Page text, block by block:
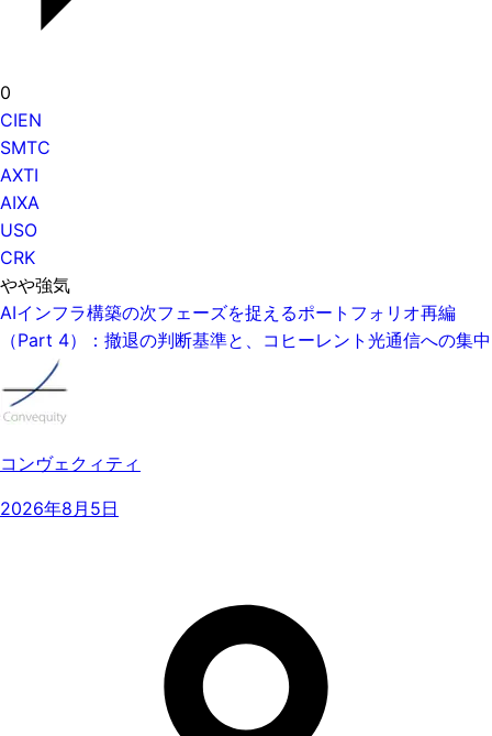
0
CIEN
SMTC
AXTI
AIXA
USO
CRK
やや強気
AIインフラ構築の次フェーズを捉えるポートフォリオ再編
（Part 4）：撤退の判断基準と、コヒーレント光通信への集中
コンヴェクィティ
2026年8月5日